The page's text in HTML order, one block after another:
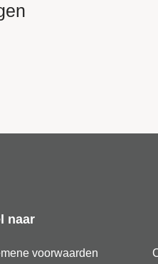
naar
voorwaarden